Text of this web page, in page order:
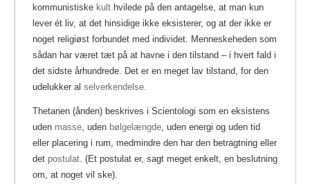
kommunistiske kult hvilede på den antagelse, at man kun
lever ét liv, at det hinsidige ikke eksisterer, og at der ikke er
noget religiøst forbundet med individet. Menneskeheden som
sådan har været tæt på at havne i den tilstand – i hvert fald i
det sidste århundrede. Det er en meget lav tilstand, for den
udelukker al selverkendelse.
Thetanen (ånden) beskrives i Scientologi som en eksistens
uden masse , uden bølgelængde , uden energi og uden tid
eller placering i rum, medmindre den har den betragtning eller
det postulat . (Et postulat er, sagt meget enkelt, en beslutning
om, at noget vil ske).